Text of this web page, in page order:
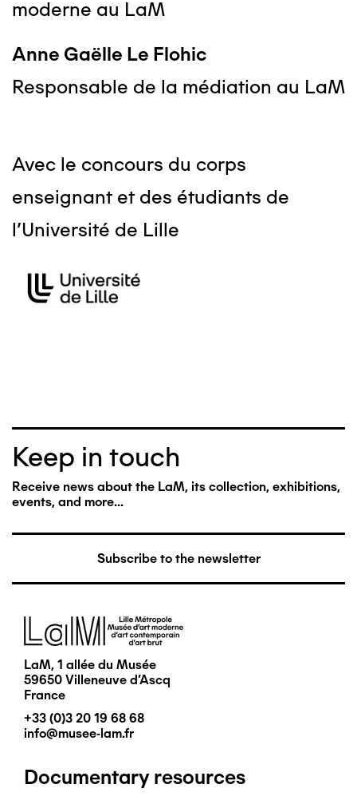
moderne au LaM
Anne Gaëlle Le Flohic
Responsable de la médiation au LaM
Avec le concours du corps
enseignant et des étudiants de
l’Université de Lille
Keep in touch
Receive news about the LaM, its collection, exhibitions,
events, and more...
Subscribe to the newsletter
Image
LaM, 1 allée du Musée
59650 Villeneuve d'Ascq
France
+33 (0)3 20 19 68 68
info@musee-lam.fr
Pied
Documentary resources